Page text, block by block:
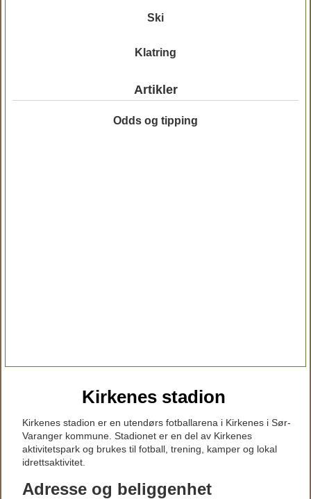
Ski
Klatring
Artikler
Odds og tipping
Kirkenes stadion
Kirkenes stadion er en utendørs fotballarena i Kirkenes i Sør-
Varanger kommune. Stadionet er en del av Kirkenes
aktivitetspark og brukes til fotball, trening, kamper og lokal
idrettsaktivitet.
Adresse og beliggenhet